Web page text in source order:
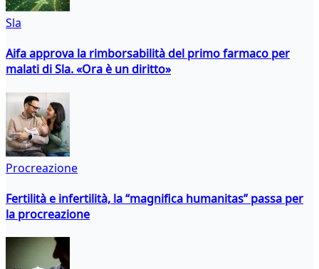
Sla
Aifa approva la rimborsabilità del primo farmaco per
malati di Sla. «Ora è un diritto»
Procreazione
Fertilità e infertilità, la “magnifica humanitas” passa per
la procreazione